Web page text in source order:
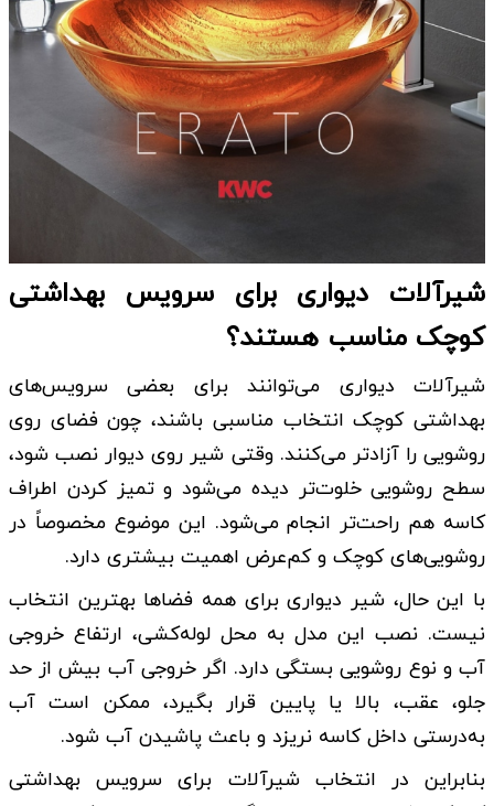
شیرآلات دیواری برای سرویس بهداشتی
کوچک مناسب هستند؟
شیرآلات دیواری می‌توانند برای بعضی سرویس‌های
بهداشتی کوچک انتخاب مناسبی باشند، چون فضای روی
روشویی را آزادتر می‌کنند. وقتی شیر روی دیوار نصب شود،
سطح روشویی خلوت‌تر دیده می‌شود و تمیز کردن اطراف
کاسه هم راحت‌تر انجام می‌شود. این موضوع مخصوصاً در
روشویی‌های کوچک و کم‌عرض اهمیت بیشتری دارد.
با این حال، شیر دیواری برای همه فضاها بهترین انتخاب
نیست. نصب این مدل به محل لوله‌کشی، ارتفاع خروجی
آب و نوع روشویی بستگی دارد. اگر خروجی آب بیش از حد
جلو، عقب، بالا یا پایین قرار بگیرد، ممکن است آب
به‌درستی داخل کاسه نریزد و باعث پاشیدن آب شود.
بنابراین در انتخاب شیرآلات برای سرویس بهداشتی